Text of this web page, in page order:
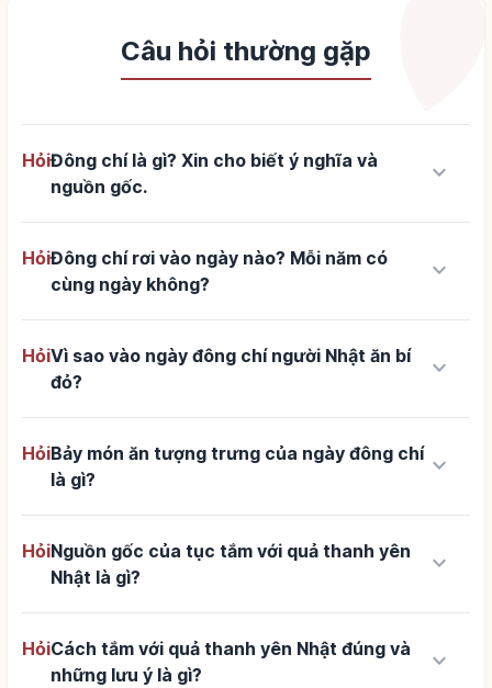
Câu hỏi thường gặp
HỏiĐông chí là gì? Xin cho biết ý nghĩa và
nguồn gốc.
keyboard_arrow_down
HỏiĐông chí rơi vào ngày nào? Mỗi năm có
cùng ngày không?
keyboard_arrow_down
HỏiVì sao vào ngày đông chí người Nhật ăn bí
đỏ?
keyboard_arrow_down
HỏiBảy món ăn tượng trưng của ngày đông chí
là gì?
keyboard_arrow_down
HỏiNguồn gốc của tục tắm với quả thanh yên
Nhật là gì?
keyboard_arrow_down
HỏiCách tắm với quả thanh yên Nhật đúng và
những lưu ý là gì?
keyboard_arrow_down